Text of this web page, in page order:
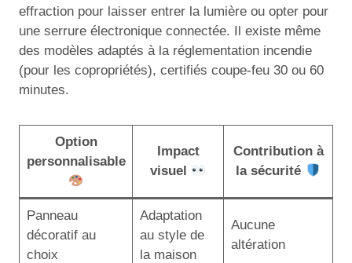
effraction pour laisser entrer la lumière ou opter pour
une serrure électronique connectée. Il existe même
des modèles adaptés à la réglementation incendie
(pour les copropriétés), certifiés coupe-feu 30 ou 60
minutes.
Option
personnalisable
Impact
visuel
Contribution à
la sécurité
Panneau
décoratif au
choix
Adaptation
au style de
la maison
Aucune
altération